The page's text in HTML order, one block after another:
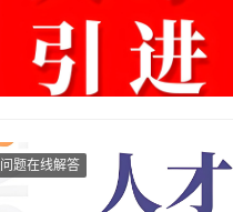
问题在线解答